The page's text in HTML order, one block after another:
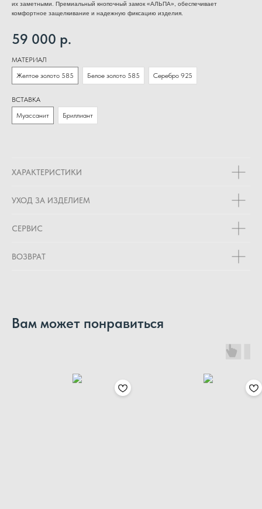
их заметными. Премиальный кнопочный замок «АЛЬПА», обеспечивает
комфортное защелкивание и надежную фиксацию изделия.
59 000 р.
МАТЕРИАЛ
Желтое золото 585
Белое золото 585 Серебро 925
ВСТАВКА
Муассанит
Бриллиант
ХАРАКТЕРИСТИКИ
УХОД ЗА ИЗДЕЛИЕМ
СЕРВИС
ВОЗВРАТ
Вам может понравиться